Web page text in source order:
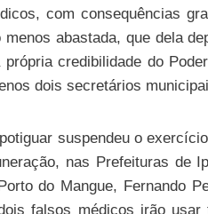
com consequências
menos abastada, que dela
própria credibilidade do
dois secretários
suspendeu o
nas Prefeituras de
do Mangue, Fernando
falsos médicos irão usar